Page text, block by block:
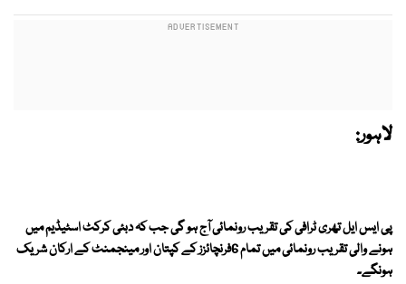
لاہور:
پی ایس ایل تھری ٹرافی کی تقریب رونمائی آج ہو گی جب کہ دبئی کرکٹ اسٹیڈیم میں
ہونے والی تقریب رونمائی میں تمام 6فرنچائزز کے کپتان اور مینجمنٹ کے ارکان شریک
ہونگے۔